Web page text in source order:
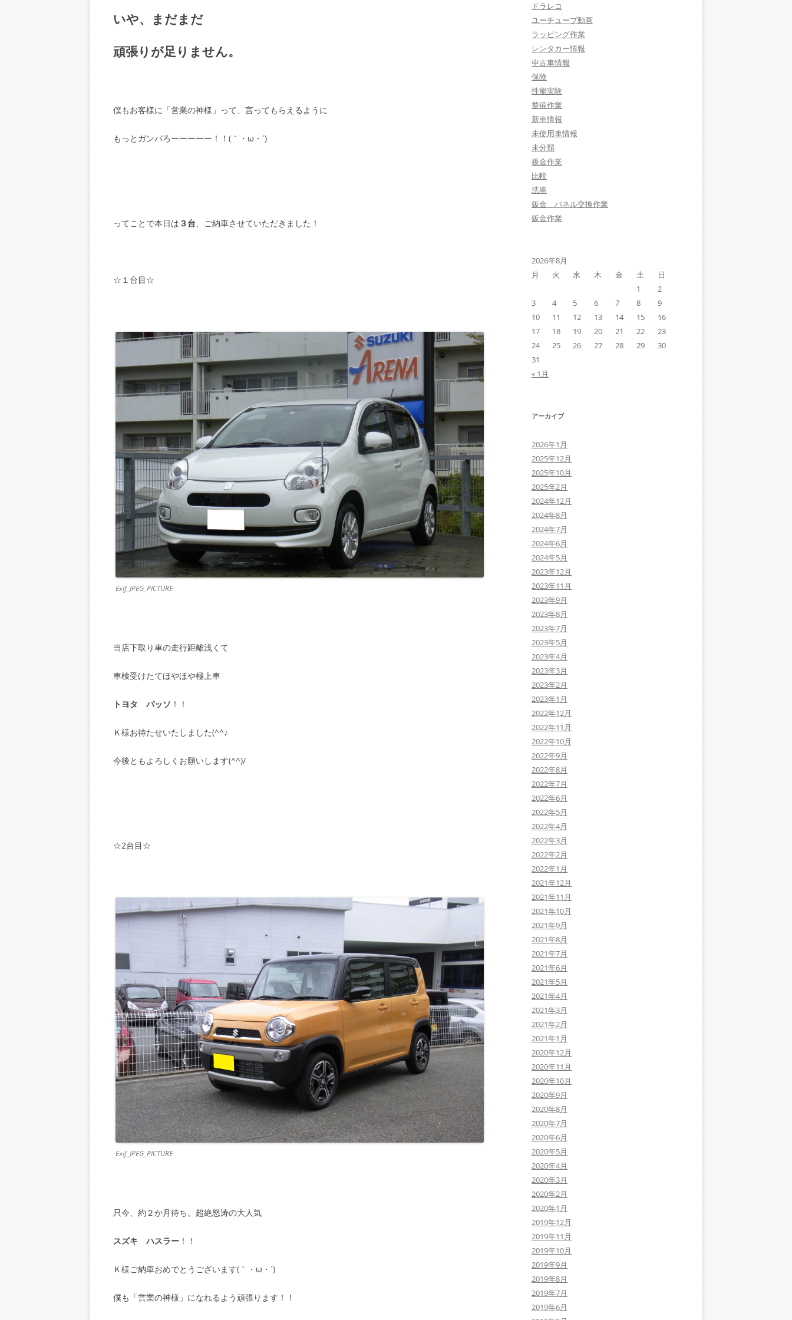
いや、まだまだ
頑張りが足りません。
僕もお客様に「営業の神様」って、言ってもらえるように
もっとガンバろーーーーー！！(｀・ω・´)ゞ
ってことで本日は ３台、ご納車させていただきました！
☆１台目☆
Exif_JPEG_PICTURE
当店下取り車の走行距離浅くて
車検受けたてほやほや極上車
トヨタ パッソ ！！
Ｋ様お待たせいたしました(^^♪ゞ
今後ともよろしくお願いします(^^)/
☆2台目☆
Exif_JPEG_PICTURE
只今、約２か月待ち。超絶怒涛の大人気
スズキ ハスラー ！！
Ｋ様ご納車おめでとうございます(｀・ω・´)ゞ
僕も「営業の神様」になれるよう頑張ります！！
ドラレコ
ユーチューブ動画
ラッピング作業
レンタカー情報
中古車情報
保険
性能実験
整備作業
新車情報
未使用車情報
未分類
板金作業
比較
洗車
鈑金 パネル交換作業
鈑金作業
2026年8月
月
火 水 木 金 土
日
1
2
3
4 5 6 7 8
9
10
11 12 13 14 15
16
17
18 19 20 21 22
23
24
25 26 27 28 29
30
31
« 1月
アーカイブ
2026年1月
2025年12月
2025年10月
2025年2月
2024年12月
2024年8月
2024年7月
2024年6月
2024年5月
2023年12月
2023年11月
2023年9月
2023年8月
2023年7月
2023年5月
2023年4月
2023年3月
2023年2月
2023年1月
2022年12月
2022年11月
2022年10月
2022年9月
2022年8月
2022年7月
2022年6月
2022年5月
2022年4月
2022年3月
2022年2月
2022年1月
2021年12月
2021年11月
2021年10月
2021年9月
2021年8月
2021年7月
2021年6月
2021年5月
2021年4月
2021年3月
2021年2月
2021年1月
2020年12月
2020年11月
2020年10月
2020年9月
2020年8月
2020年7月
2020年6月
2020年5月
2020年4月
2020年3月
2020年2月
2020年1月
2019年12月
2019年11月
2019年10月
2019年9月
2019年8月
2019年7月
2019年6月